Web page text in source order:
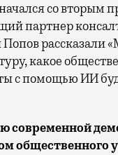
со вторым
партнер
рассказали
какое
с помощью ИИ
современной
общественного